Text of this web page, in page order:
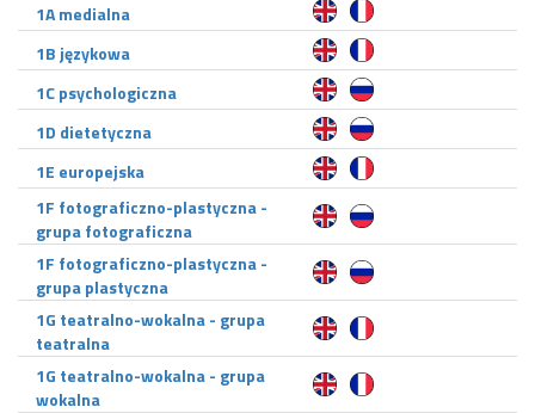
1A medialna
1B językowa
1C psychologiczna
1D dietetyczna
1E europejska
1F fotograficzno-plastyczna -
grupa fotograficzna
1F fotograficzno-plastyczna -
grupa plastyczna
1G teatralno-wokalna - grupa
teatralna
1G teatralno-wokalna - grupa
wokalna